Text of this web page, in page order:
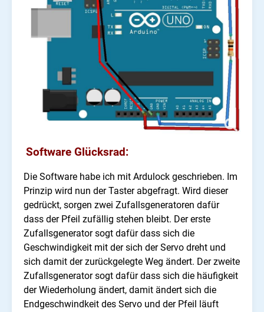
Software Glücksrad:
Die Software habe ich mit Ardulock geschrieben. Im
Prinzip wird nun der Taster abgefragt. Wird dieser
gedrückt, sorgen zwei Zufallsgeneratoren dafür
dass der Pfeil zufällig stehen bleibt. Der erste
Zufallsgenerator sogt dafür dass sich die
Geschwindigkeit mit der sich der Servo dreht und
sich damit der zurückgelegte Weg ändert. Der zweite
Zufallsgenerator sogt dafür dass sich die häufigkeit
der Wiederholung ändert, damit ändert sich die
Endgeschwindkeit des Servo und der Pfeil läuft